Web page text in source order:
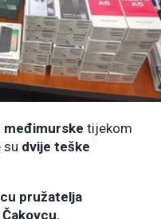
međimurske tijekom
su dvije teške
pružatelja